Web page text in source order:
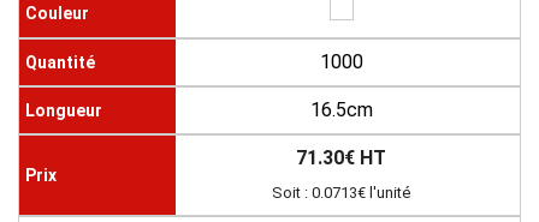
1000
16.5cm
71.30€ HT
Soit : 0.0713€ l'unité